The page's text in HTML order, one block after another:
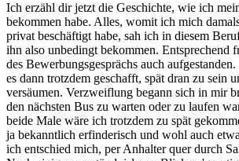
Ich erzähl dir jetzt die Geschichte, wie ich
bekommen habe. Alles, womit ich mich
privat beschäftigt habe, sah ich in diesem
ihn also unbedingt bekommen. Entsprechend
des Bewerbungsgesprächs auch
es dann trotzdem geschafft, spät dran zu sein
versäumen. Verzweiflung begann sich in mir
den nächsten Bus zu warten oder zu laufen
beide Male wäre ich trotzdem zu spät
ja bekanntlich erfinderisch und wohl auch
ich entschied mich, per Anhalter quer durch